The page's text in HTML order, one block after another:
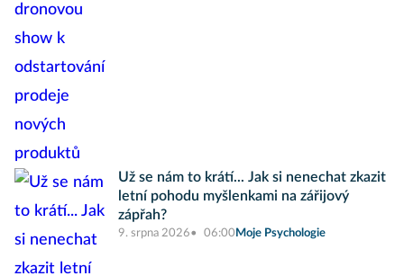
Už se nám to krátí... Jak si nenechat zkazit
letní pohodu myšlenkami na zářijový
zápřah?
9. srpna 2026 06:00 Moje Psychologie